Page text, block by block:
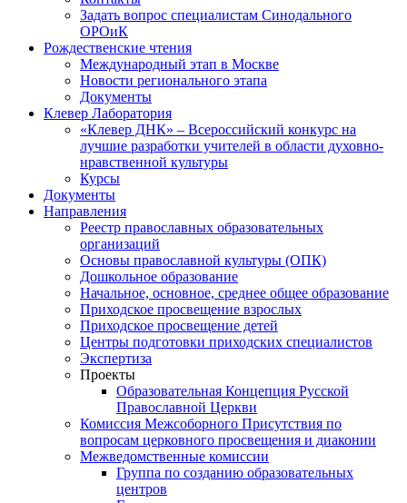
Задать вопрос специалистам Синодального
ОРОиК
Рождественские чтения
Международный этап в Москве
Новости регионального этапа
Документы
Клевер Лаборатория
«Клевер ДНК» – Всероссийский конкурс на
лучшие разработки учителей в области духовно-
нравственной культуры
Курсы
Документы
Направления
Реестр православных образовательных
организаций
Основы православной культуры (ОПК)
Дошкольное образование
Начальное, основное, среднее общее образование
Приходское просвещение взрослых
Приходское просвещение детей
Центры подготовки приходских специалистов
Экспертиза
Проекты
Образовательная Концепция Русской
Православной Церкви
Комиссия Межсоборного Присутствия по
вопросам церковного просвещения и диаконии
Межведомственные комиссии
Группа по созданию образовательных
центров